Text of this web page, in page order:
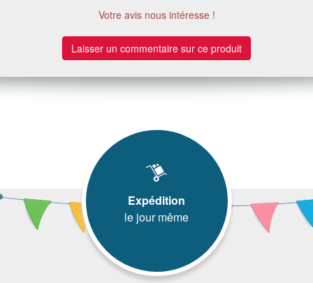
Votre avis nous intéresse !
Laisser un commentaire sur ce produit
Expédition
le jour même